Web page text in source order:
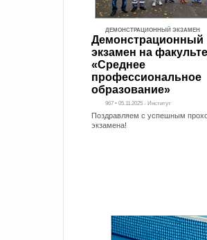
ДЕМОНСТРАЦИОННЫЙ ЭКЗАМЕН
Демонстрационный
экзамен на
«Среднее
профессиональное
образование»
967 • 05.11.2025 - Институт
Поздравляем с успешным
экзамена!